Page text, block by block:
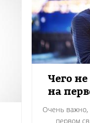
Чего
на
Очень важно,
первом